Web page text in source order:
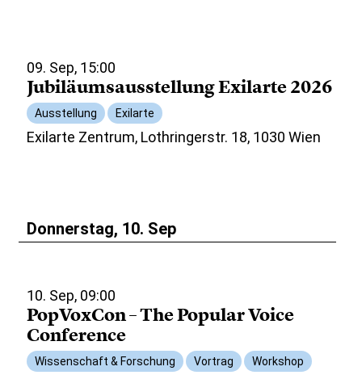
09. Sep, 15:00
Jubiläumsausstellung Exilarte 2026
Ausstellung Exilarte
Exilarte Zentrum, Lothringerstr. 18, 1030 Wien
Donnerstag, 10. Sep
10. Sep, 09:00
PopVoxCon – The Popular Voice
Conference
Wissenschaft & Forschung Vortrag Workshop